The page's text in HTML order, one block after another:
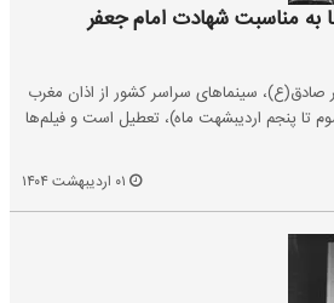
به مناسبت شهادت امام جعفر
صادق(ع)، سینماهای سراسر کشور از اذان مغرب
تا پنجم اردیبشهت ماه)، تعطیل است و فیلم‌ها